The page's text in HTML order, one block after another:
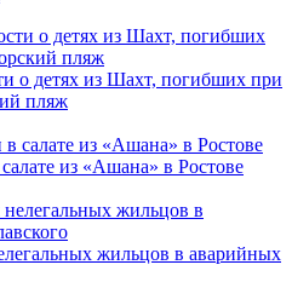
о детях из Шахт, погибших при
пляж
из «Ашана» в Ростове
жильцов в аварийных